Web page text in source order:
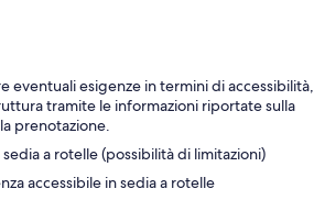
eventuali esigenze in termini di accessibilità,
tramite le informazioni riportate sulla
prenotazione.
a rotelle (possibilità di limitazioni)
accessibile in sedia a rotelle